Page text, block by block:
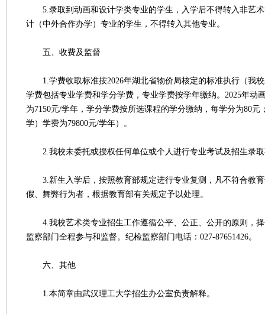
5.录取到动画和设计学类专业的学生，入学后不得转入非艺术
计（中外合作办学）专业的学生，不得转入其他专业。
五、收费及监督
1.学费收取标准按2026年湖北省物价局核定的标准执行（我
学费包括专业学费和学分学费，专业学费按学年缴纳。2025年动
为7150元/学年，学分学费按所选课程的学分缴纳，每学分为80元
学）学费为79800元/学年）。
2.我校未委托或授权任何单位或个人进行专业考试及招生录
3.新生入学后，按照教育部规定进行专业复测，凡不符合教育
假、舞弊行为者，根据教育部有关规定予以处理。
4.我校艺术类专业招生工作遵循公平、公正、公开的原则，择
监察部门全程参与和监督。纪检监察部门电话：027-87651426。
六、其他
1.本简章由武汉理工大学招生办公室负责解释。